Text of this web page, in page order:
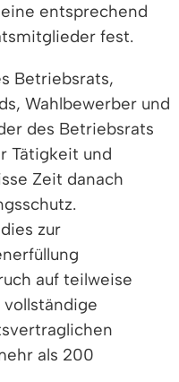
entsprechend
fest.
Betriebsrats,
Wahlbewerber und
des Betriebsrats
Tätigkeit und
Zeit danach
zur
auf teilweise
als 200